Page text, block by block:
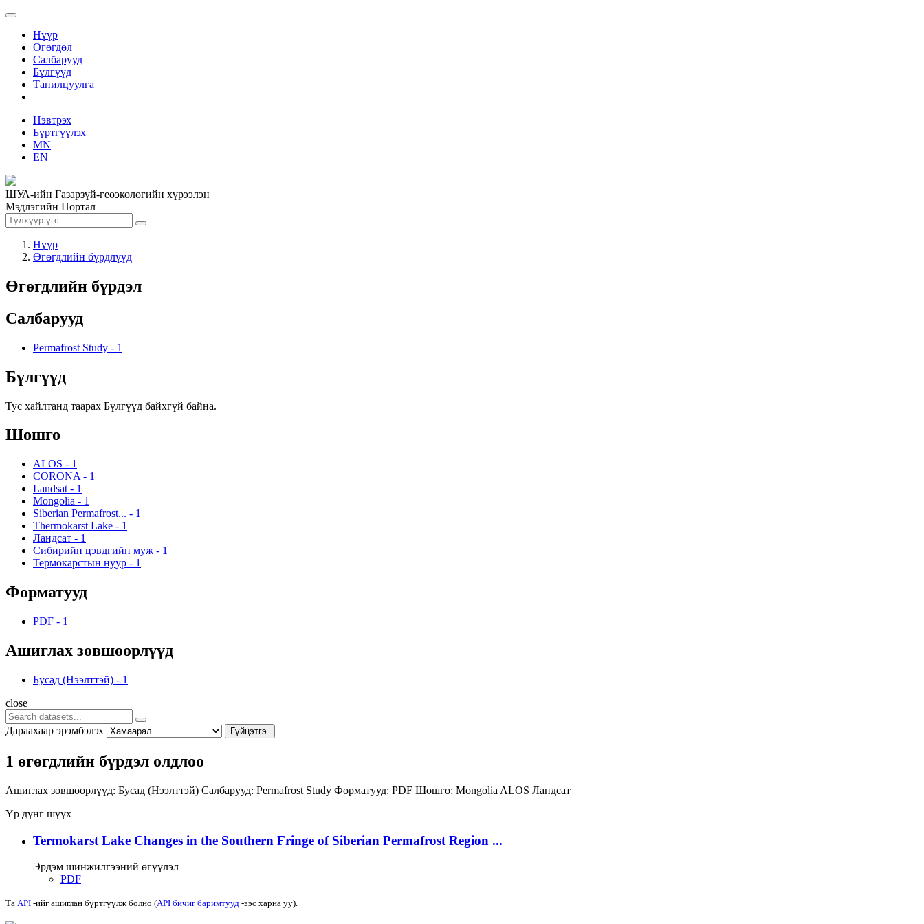
Нүүр
Өгөгдөл
Салбарууд
Бүлгүүд
Танилцуулга
Нэвтрэх
Бүртгүүлэх
MN
EN
ШУА-ийн Газарзүй-геоэкологийн хүрээлэн
Мэдлэгийн Портал
Нүүр
Өгөгдлийн бүрдлүүд
Өгөгдлийн бүрдэл
Салбарууд
Permafrost Study - 1
Бүлгүүд
Тус хайлтанд таарах Бүлгүүд байхгүй байна.
Шошго
ALOS - 1
CORONA - 1
Landsat - 1
Mongolia - 1
Siberian Permafrost... - 1
Thermokarst Lake - 1
Ландсат - 1
Сибирийн цэвдгийн муж - 1
Термокарстын нуур - 1
Форматууд
PDF - 1
Ашиглах зөвшөөрлүүд
Бусад (Нээлттэй) - 1
close
Дараахаар эрэмбэлэх Гүйцэтгэ.
1 өгөгдлийн бүрдэл олдлоо
Ашиглах зөвшөөрлүүд: Бусад (Нээлттэй) Салбарууд: Permafrost Study Форматууд: PDF Шошго: Mongolia ALOS Ландсат
Үр дүнг шүүх
Termokarst Lake Changes in the Southern Fringe of Siberian Permafrost Region ...
Эрдэм шинжилгээний өгүүлэл
PDF
Та API -ийг ашиглан бүртгүүлж болно (API бичиг баримтууд -ээс харна уу).